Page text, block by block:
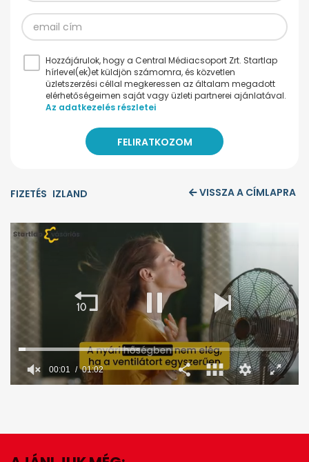
Hozzájárulok, hogy a Central Médiacsoport Zrt. Startlap
hírlevel(ek)et küldjön számomra, és közvetlen
üzletszerzési céllal megkeressen az általam megadott
elérhetőségeimen saját vagy üzleti partnerei ajánlatával.
Az adatkezelés részletei
FIZETÉS IZLAND VISSZA A CÍMLAPRA
minute,
seconds
00:02 01:02